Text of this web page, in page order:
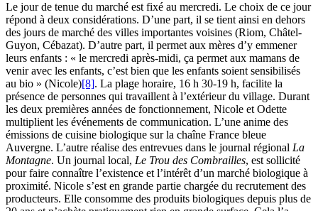
Le jour de tenue du marché est fixé au mercredi. Le choix de ce jour
répond à deux considérations. D’une part, il se tient ainsi en dehors
des jours de marché des villes importantes voisines (Riom, Châtel-
Guyon, Cébazat). D’autre part, il permet aux mères d’y emmener
leurs enfants : « le mercredi après-midi, ça permet aux mamans de
venir avec les enfants, c’est bien que les enfants soient sensibilisés
au bio » (Nicole)[8]. La plage horaire, 16 h 30-19 h, facilite la
présence de personnes qui travaillent à l’extérieur du village. Durant
les deux premières années de fonctionnement, Nicole et Odette
multiplient les événements de communication. L’une anime des
émissions de cuisine biologique sur la chaîne France bleue
Auvergne. L’autre réalise des entrevues dans le journal régional La
Montagne. Un journal local, Le Trou des Combrailles, est sollicité
pour faire connaître l’existence et l’intérêt d’un marché biologique à
proximité. Nicole s’est en grande partie chargée du recrutement des
producteurs. Elle consomme des produits biologiques depuis plus de